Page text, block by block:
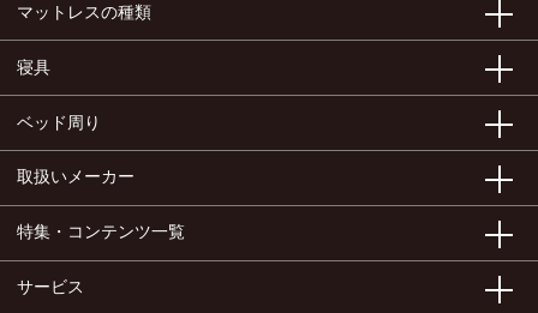
マットレスの種類
寝具
ベッド周り
取扱いメーカー
特集・コンテンツ一覧
サービス